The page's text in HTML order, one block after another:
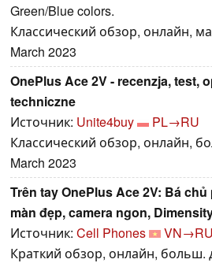
Green/Blue colors.
Классический обзор, онлайн,
March 2023
OnePlus Ace 2V - recenzja, test,
techniczne
Источник: Unite4buy
PL→RU
Классический обзор, онлайн,
March 2023
Trên tay OnePlus Ace 2V: Bá
màn đẹp, camera ngon,
Источник: Cell Phones
VN→RU
Краткий обзор, онлайн, больш.